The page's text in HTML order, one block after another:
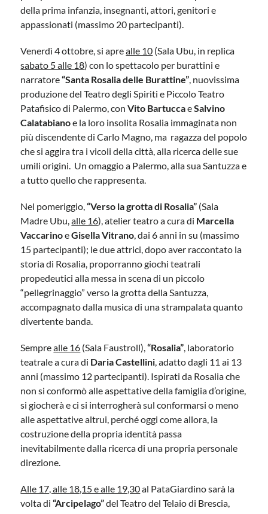
della prima infanzia, insegnanti, attori, genitori e
appassionati (massimo 20 partecipanti).
Venerdì 4 ottobre, si aprealle 10 (Sala Ubu, in replica
sabato 5 alle 18) con lo spettacolo per burattini e
narratore“Santa Rosalia delle Burattine”, nuovissima
produzione del Teatro degli Spiriti e Piccolo Teatro
Patafisico di Palermo, conVito BartuccaeSalvino
Calatabianoe la loro insolita Rosalia immaginata non
più discendente di Carlo Magno, ma ragazza del popolo
che si aggira tra i vicoli della città, alla ricerca delle sue
umili origini. Un omaggio a Palermo, alla sua Santuzza e
a tutto quello che rappresenta.
Nel pomeriggio,“Verso la grotta di Rosalia” (Sala
Madre Ubu,alle 16), atelier teatro a cura di Marcella
VaccarinoeGisella Vitrano, dai 6 anni in su (massimo
15 partecipanti); le due attrici, dopo aver raccontato la
storia di Rosalia, proporranno giochi teatrali
propedeutici alla messa in scena di un piccolo
“pellegrinaggio” verso la grotta della Santuzza,
accompagnato dalla musica di una strampalata quanto
divertente banda.
Semprealle 16 (Sala Faustroll),“Rosalia”, laboratorio
teatrale a cura di Daria Castellini, adatto dagli 11 ai 13
anni (massimo 12 partecipanti). Ispirati da Rosalia che
non si conformò alle aspettative della famiglia d’origine,
si giocherà e ci si interrogherà sul conformarsi o meno
alle aspettative altrui, perché oggi come allora, la
costruzione della propria identità passa
inevitabilmente dalla ricerca di una propria personale
direzione.
Alle 17, alle 18,15 e alle 19,30al PataGiardino sarà la
volta di“Arcipelago”del Teatro del Telaio di Brescia,